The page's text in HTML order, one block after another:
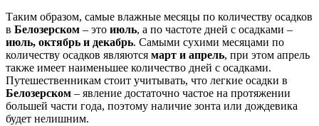
Таким образом, самые влажные месяцы по количеству осадков
в Белозерском – это июль, а по частоте дней с осадками –
июль, октябрь и декабрь. Самыми сухими месяцами по
количеству осадков являются март и апрель, при этом апрель
также имеет наименьшее количество дней с осадками.
Путешественникам стоит учитывать, что легкие осадки в
Белозерском – явление достаточно частое на протяжении
большей части года, поэтому наличие зонта или дождевика
будет нелишним.